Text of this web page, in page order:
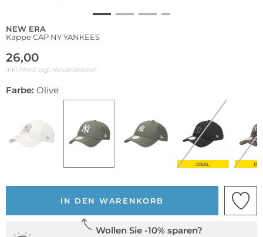
NEW ERA
Kappe CAP NY YANKEES
26,00
inkl. Mwst zzgl. Versandkosten
Farbe: Olive
DEAL
IN DEN WARENKORB
Wollen Sie -10% sparen?